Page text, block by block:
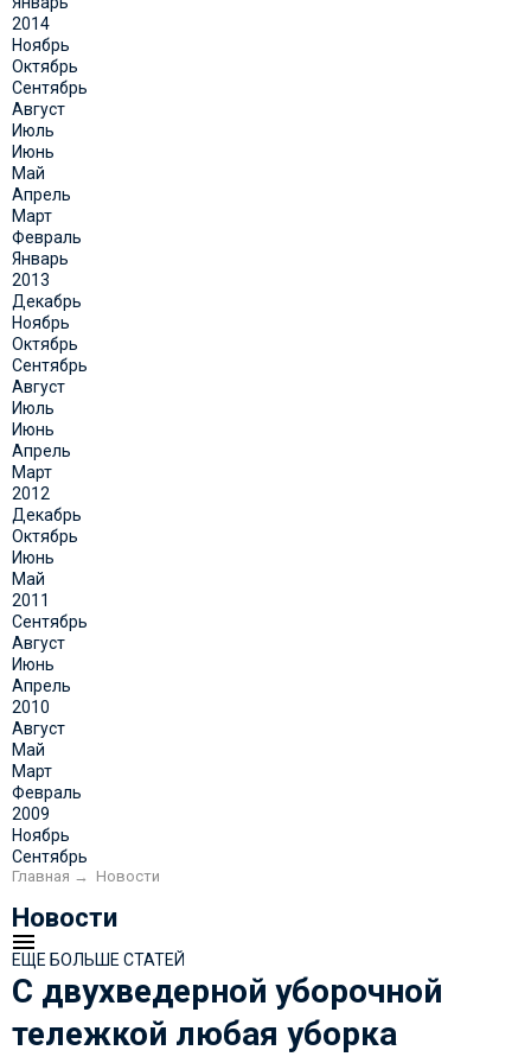
2014
Ноябрь
Октябрь
Сентябрь
Август
Июль
Июнь
Май
Апрель
Март
Февраль
Январь
2013
Декабрь
Ноябрь
Октябрь
Сентябрь
Август
Июль
Июнь
Апрель
Март
2012
Декабрь
Октябрь
Июнь
Май
2011
Сентябрь
Август
Июнь
Апрель
2010
Август
Май
Март
Февраль
2009
Ноябрь
Сентябрь
Главная → Новости
Новости
ЕЩЕ БОЛЬШЕ СТАТЕЙ
С двухведерной уборочной
тележкой любая уборка